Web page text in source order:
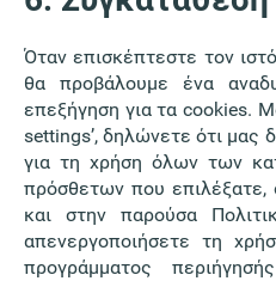
Όταν επισκέπτεστε τον
θα προβάλουμε ένα
επεξήγηση για τα cookies.
settings’, δηλώνετε ότι μας
για τη χρήση όλων των
πρόσθετων που
και στην παρούσα
απενεργοποιήσετε τη
προγράμματος